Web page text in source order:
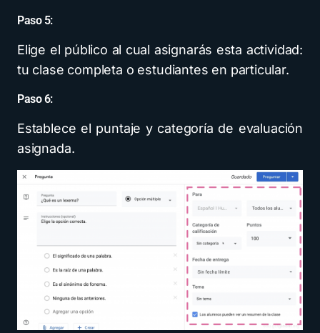
Paso 5:
Elige el público al cual asignarás esta actividad:
tu clase completa o estudiantes en particular.
Paso 6:
Establece el puntaje y categoría de evaluación
asignada.